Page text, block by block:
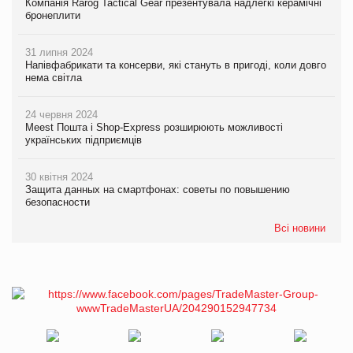
Компанія Rarog Tactical Gear презентувала надлегкі керамічні
бронеплити
31 липня 2024
Напівфабрикати та консерви, які стануть в пригоді, коли довго
нема світла
24 червня 2024
Meest Пошта і Shop-Express розширюють можливості
українських підприємців
30 квітня 2024
Защита данных на смартфонах: советы по повышению
безопасности
Всі новини